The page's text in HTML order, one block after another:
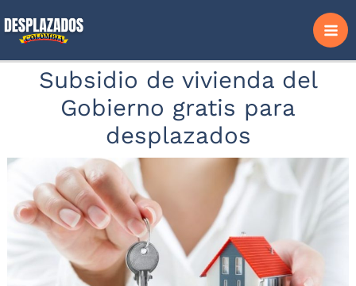
al
Subsidio de vivienda del
Gobierno gratis para
desplazados